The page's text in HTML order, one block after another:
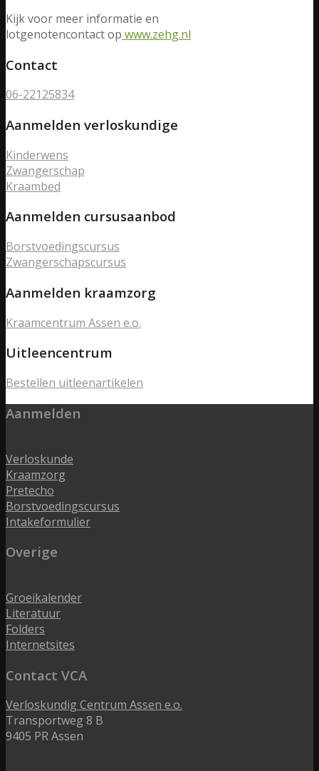
Kijk voor meer informatie en
lotgenotencontact op www.zehg.nl
Contact
06-22125834
Aanmelden verloskundige
Kinderwens
Zwangerschap
Kraambed
Aanmelden cursusaanbod
Borstvoedingscursus
Zwangerschapscursus
Aanmelden kraamzorg
Kraamcentrum Assen e.o.
Uitleencentrum
Bestellen uitleenartikelen
Aanmelden
Verloskunde
Kraamzorg
Pretecho
Borstvoedingscursus
Intakeformulier
Overige
Groeikalender
Literatuur
Folders
Internetsites
Contact VCA
Verloskundig Centrum Assen e.o.
Transportweg 8 B
9405 PR Assen